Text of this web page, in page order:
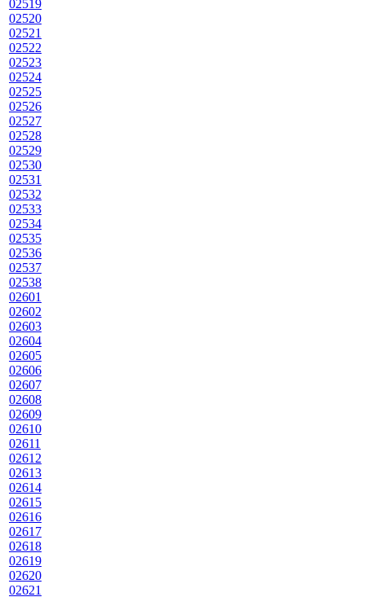
02519
02520
02521
02522
02523
02524
02525
02526
02527
02528
02529
02530
02531
02532
02533
02534
02535
02536
02537
02538
02601
02602
02603
02604
02605
02606
02607
02608
02609
02610
02611
02612
02613
02614
02615
02616
02617
02618
02619
02620
02621